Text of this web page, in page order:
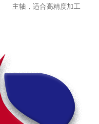
主轴，适合高精度加工